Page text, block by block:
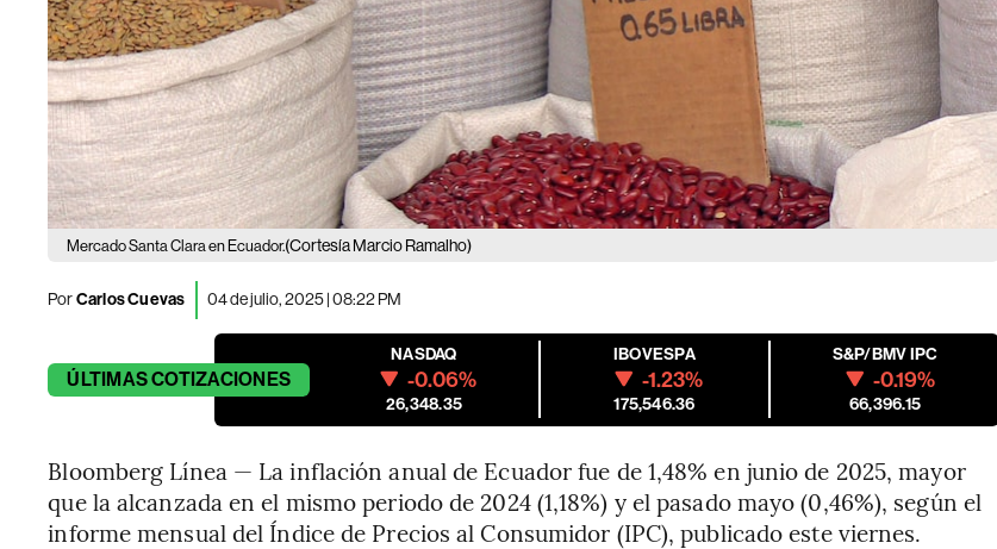
Mercado Santa Clara en Ecuador.(Cortesía Marcio Ramalho)
PorCarlos Cuevas 04 de julio, 2025 | 08:22 PM
ÚLTIMASCOTIZACIONES
NASDAQ
-0.06%
26,348.35
IBOVESPA
-1.23%
175,546.36
S&P/BMV IPC
-0.19%
66,396.15
Bloomberg Línea — La inflación anual de Ecuador fue de 1,48% en junio de 2025, mayor
que la alcanzada en el mismo periodo de 2024 (1,18%) y el pasado mayo (0,46%), según el
informe mensual del Índice de Precios al Consumidor (IPC), publicado este viernes.